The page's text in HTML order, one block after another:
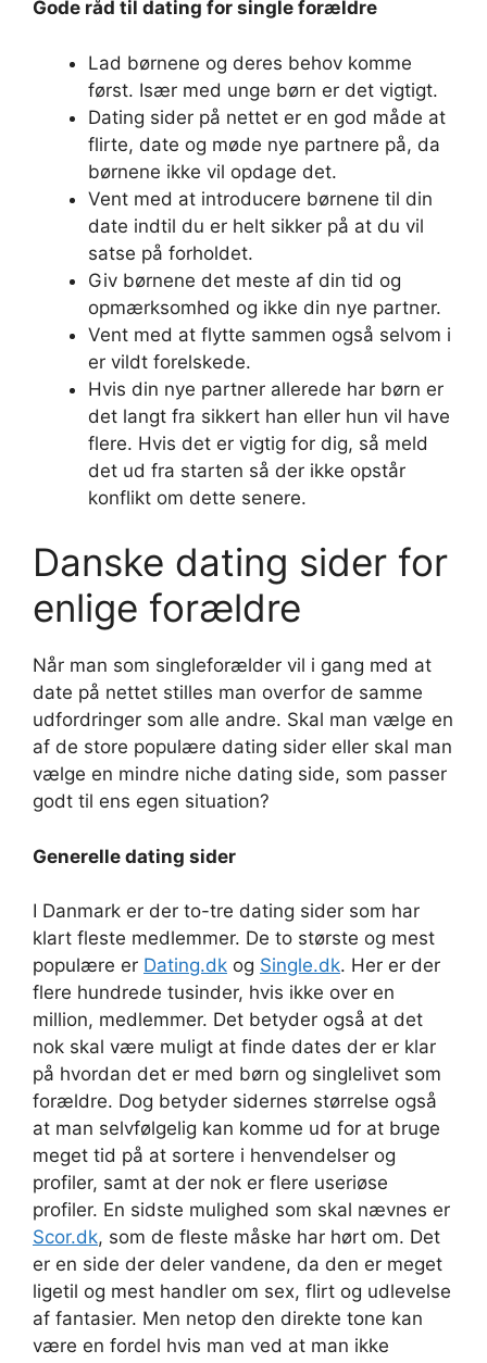
Gode råd til dating for single forældre
Lad børnene og deres behov komme
først. Især med unge børn er det vigtigt.
Dating sider på nettet er en god måde at
flirte, date og møde nye partnere på, da
børnene ikke vil opdage det.
Vent med at introducere børnene til din
date indtil du er helt sikker på at du vil
satse på forholdet.
Giv børnene det meste af din tid og
opmærksomhed og ikke din nye partner.
Vent med at flytte sammen også selvom i
er vildt forelskede.
Hvis din nye partner allerede har børn er
det langt fra sikkert han eller hun vil have
flere. Hvis det er vigtig for dig, så meld
det ud fra starten så der ikke opstår
konflikt om dette senere.
Danske dating sider for
enlige forældre
Når man som singleforælder vil i gang med at
date på nettet stilles man overfor de samme
udfordringer som alle andre. Skal man vælge en
af de store populære dating sider eller skal man
vælge en mindre niche dating side, som passer
godt til ens egen situation?
Generelle dating sider
I Danmark er der to-tre dating sider som har
klart fleste medlemmer. De to største og mest
populære er Dating.dk og Single.dk. Her er der
flere hundrede tusinder, hvis ikke over en
million, medlemmer. Det betyder også at det
nok skal være muligt at finde dates der er klar
på hvordan det er med børn og singlelivet som
forældre. Dog betyder sidernes størrelse også
at man selvfølgelig kan komme ud for at bruge
meget tid på at sortere i henvendelser og
profiler, samt at der nok er flere useriøse
profiler. En sidste mulighed som skal nævnes er
Scor.dk, som de fleste måske har hørt om. Det
er en side der deler vandene, da den er meget
ligetil og mest handler om sex, flirt og udlevelse
af fantasier. Men netop den direkte tone kan
være en fordel hvis man ved at man ikke